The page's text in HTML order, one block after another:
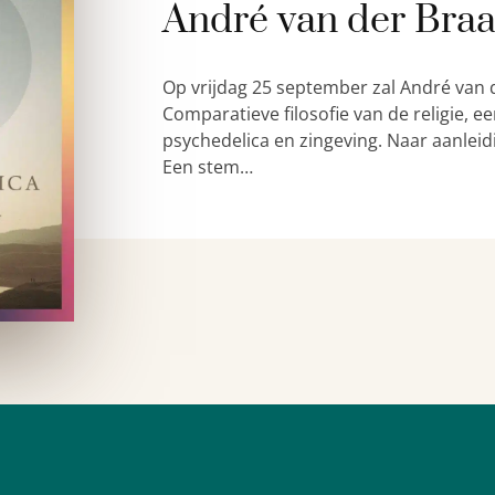
André van der
Op vrijdag 25 september zal André van
Comparatieve filosofie van de religie,
psychedelica en zingeving. Naar
Een stem…